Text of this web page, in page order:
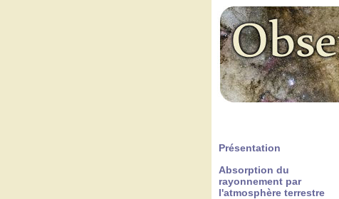
Présentation
Absorption du
rayonnement par
l'atmosphère terrestre